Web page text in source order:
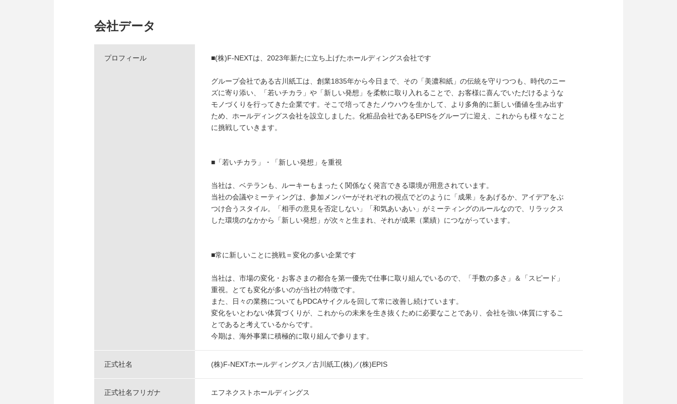
会社データ
プロフィール ■(株)F-NEXTは、2023年新たに立ち上げたホールディングス会社です
グループ会社である古川紙工は、創業1835年から今日まで、その「美濃和紙」の伝統を守りつつも、時代のニー
ズに寄り添い、「若いチカラ」や「新しい発想」を柔軟に取り入れることで、お客様に喜んでいただけるような
モノづくりを行ってきた企業です。そこで培ってきたノウハウを生かして、より多角的に新しい価値を生み出す
ため、ホールディングス会社を設立しました。化粧品会社であるEPISをグループに迎え、これからも様々なこと
に挑戦していきます。
■「若いチカラ」・「新しい発想」を重視
当社は、ベテランも、ルーキーもまったく関係なく発言できる環境が用意されています。
当社の会議やミーティングは、参加メンバーがそれぞれの視点でどのように「成果」をあげるか、アイデアをぶ
つけ合うスタイル。「相手の意見を否定しない」「和気あいあい」がミーティングのルールなので、リラックス
した環境のなかから「新しい発想」が次々と生まれ、それが成果（業績）につながっています。
■常に新しいことに挑戦＝変化の多い企業です
当社は、市場の変化・お客さまの都合を第一優先で仕事に取り組んでいるので、「手数の多さ」＆「スピード」
重視。とても変化が多いのが当社の特徴です。
また、日々の業務についてもPDCAサイクルを回して常に改善し続けています。
変化をいとわない体質づくりが、これからの未来を生き抜くために必要なことであり、会社を強い体質にするこ
とであると考えているからです。
今期は、海外事業に積極的に取り組んで参ります。
正式社名 (株)F-NEXTホールディングス／古川紙工(株)／(株)EPIS
正式社名フリガナ エフネクストホールディングス